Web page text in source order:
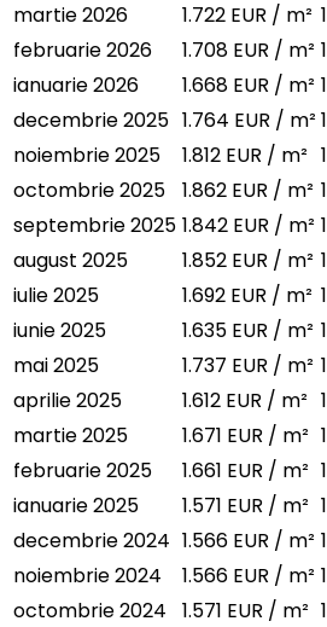
martie 2026
1.722 EUR / m²
februarie 2026
1.708 EUR / m²
ianuarie 2026
1.668 EUR / m²
decembrie 2025 1.764 EUR / m²
noiembrie 2025
1.812 EUR / m²
octombrie 2025
1.862 EUR / m²
septembrie 2025 1.842 EUR / m²
august 2025
1.852 EUR / m²
iulie 2025
1.692 EUR / m²
iunie 2025
1.635 EUR / m²
mai 2025
1.737 EUR / m²
aprilie 2025
1.612 EUR / m²
martie 2025
1.671 EUR / m²
februarie 2025
1.661 EUR / m²
ianuarie 2025
1.571 EUR / m²
decembrie 2024 1.566 EUR / m²
noiembrie 2024
1.566 EUR / m²
octombrie 2024
1.571 EUR / m²